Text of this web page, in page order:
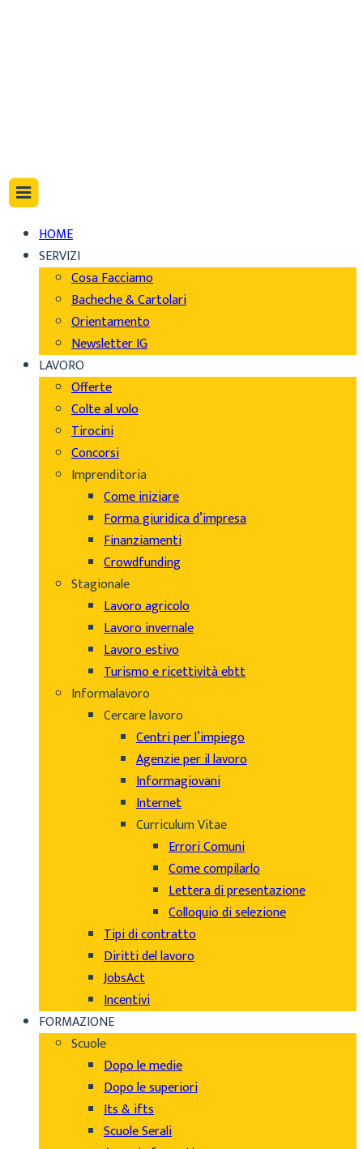
HOME
SERVIZI
Cosa Facciamo
Bacheche & Cartolari
Orientamento
Newsletter IG
LAVORO
Offerte
Colte al volo
Tirocini
Concorsi
Imprenditoria
Come iniziare
Forma giuridica d’impresa
Finanziamenti
Crowdfunding
Stagionale
Lavoro agricolo
Lavoro invernale
Lavoro estivo
Turismo e ricettività ebtt
Informalavoro
Cercare lavoro
Centri per l’impiego
Agenzie per il lavoro
Informagiovani
Internet
Curriculum Vitae
Errori Comuni
Come compilarlo
Lettera di presentazione
Colloquio di selezione
Tipi di contratto
Diritti del lavoro
JobsAct
Incentivi
FORMAZIONE
Scuole
Dopo le medie
Dopo le superiori
Its & ifts
Scuole Serali